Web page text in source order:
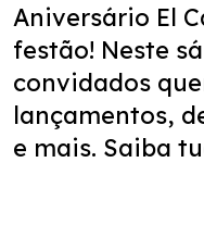
Aniversário El
festão! Neste
convidados
lançamentos,
e mais. Saiba